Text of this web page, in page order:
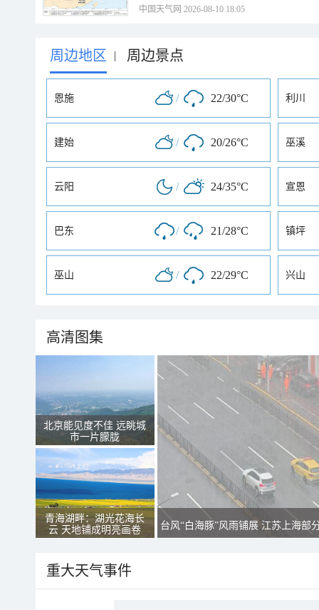
中国天气网 2026-08-10 18:05
周边地区 | 周边景点
恩施 / 22/30°C 利川
建始 / 20/26°C 巫溪
云阳 / 24/35°C 宣恩
巴东 / 21/28°C 镇坪
巫山 / 22/29°C 兴山
高清图集
北京能见度不佳 远眺城
市一片朦胧
青海湖畔：湖光花海长
云 天地铺成明亮画卷
台风“白海豚”风雨铺展 江苏上海部
重大天气事件